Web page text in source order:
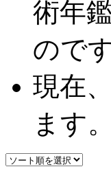
術年
のです
現在
ます